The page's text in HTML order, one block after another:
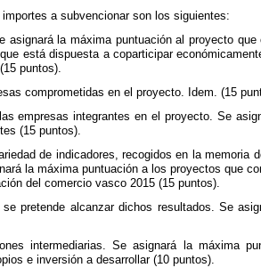
a subvencionar son los siguientes:
la máxima puntuación al proyecto
está dispuesta a coparticipar
puntos).
comprometidas en el proyecto. Idem. (15
empresas integrantes en el proyecto. Se
(15 puntos).
de indicadores, recogidos en la
la máxima puntuación a los proyectos que
del comercio vasco 2015 (15 puntos).
pretende alcanzar dichos resultados. Se
intermediarias. Se asignará la máxima
e inversión a desarrollar (10 puntos).